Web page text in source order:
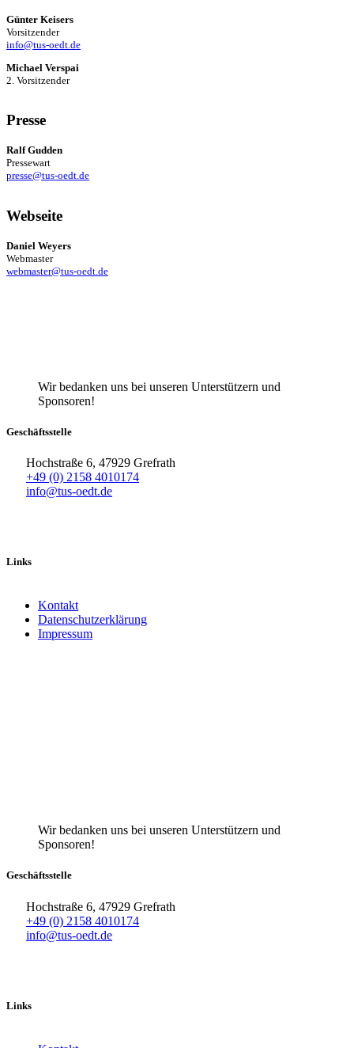
Günter Keisers
Vorsitzender
info@tus-oedt.de
Michael Verspai
2. Vorsitzender
Presse
Ralf Gudden
Pressewart
presse@tus-oedt.de
Webseite
Daniel Weyers
Webmaster
webmaster@tus-oedt.de
Wir bedanken uns bei unseren Unterstützern und
Sponsoren!
Geschäftsstelle
Hochstraße 6, 47929 Grefrath
+49 (0) 2158 4010174
info@tus-oedt.de
Links
Kontakt
Datenschutzerklärung
Impressum
Wir bedanken uns bei unseren Unterstützern und
Sponsoren!
Geschäftsstelle
Hochstraße 6, 47929 Grefrath
+49 (0) 2158 4010174
info@tus-oedt.de
Links